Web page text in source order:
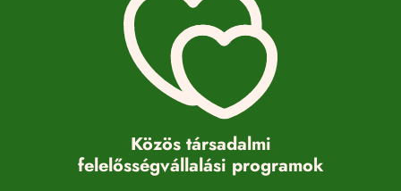
Közös társadalmi
felelősségvállalási programok